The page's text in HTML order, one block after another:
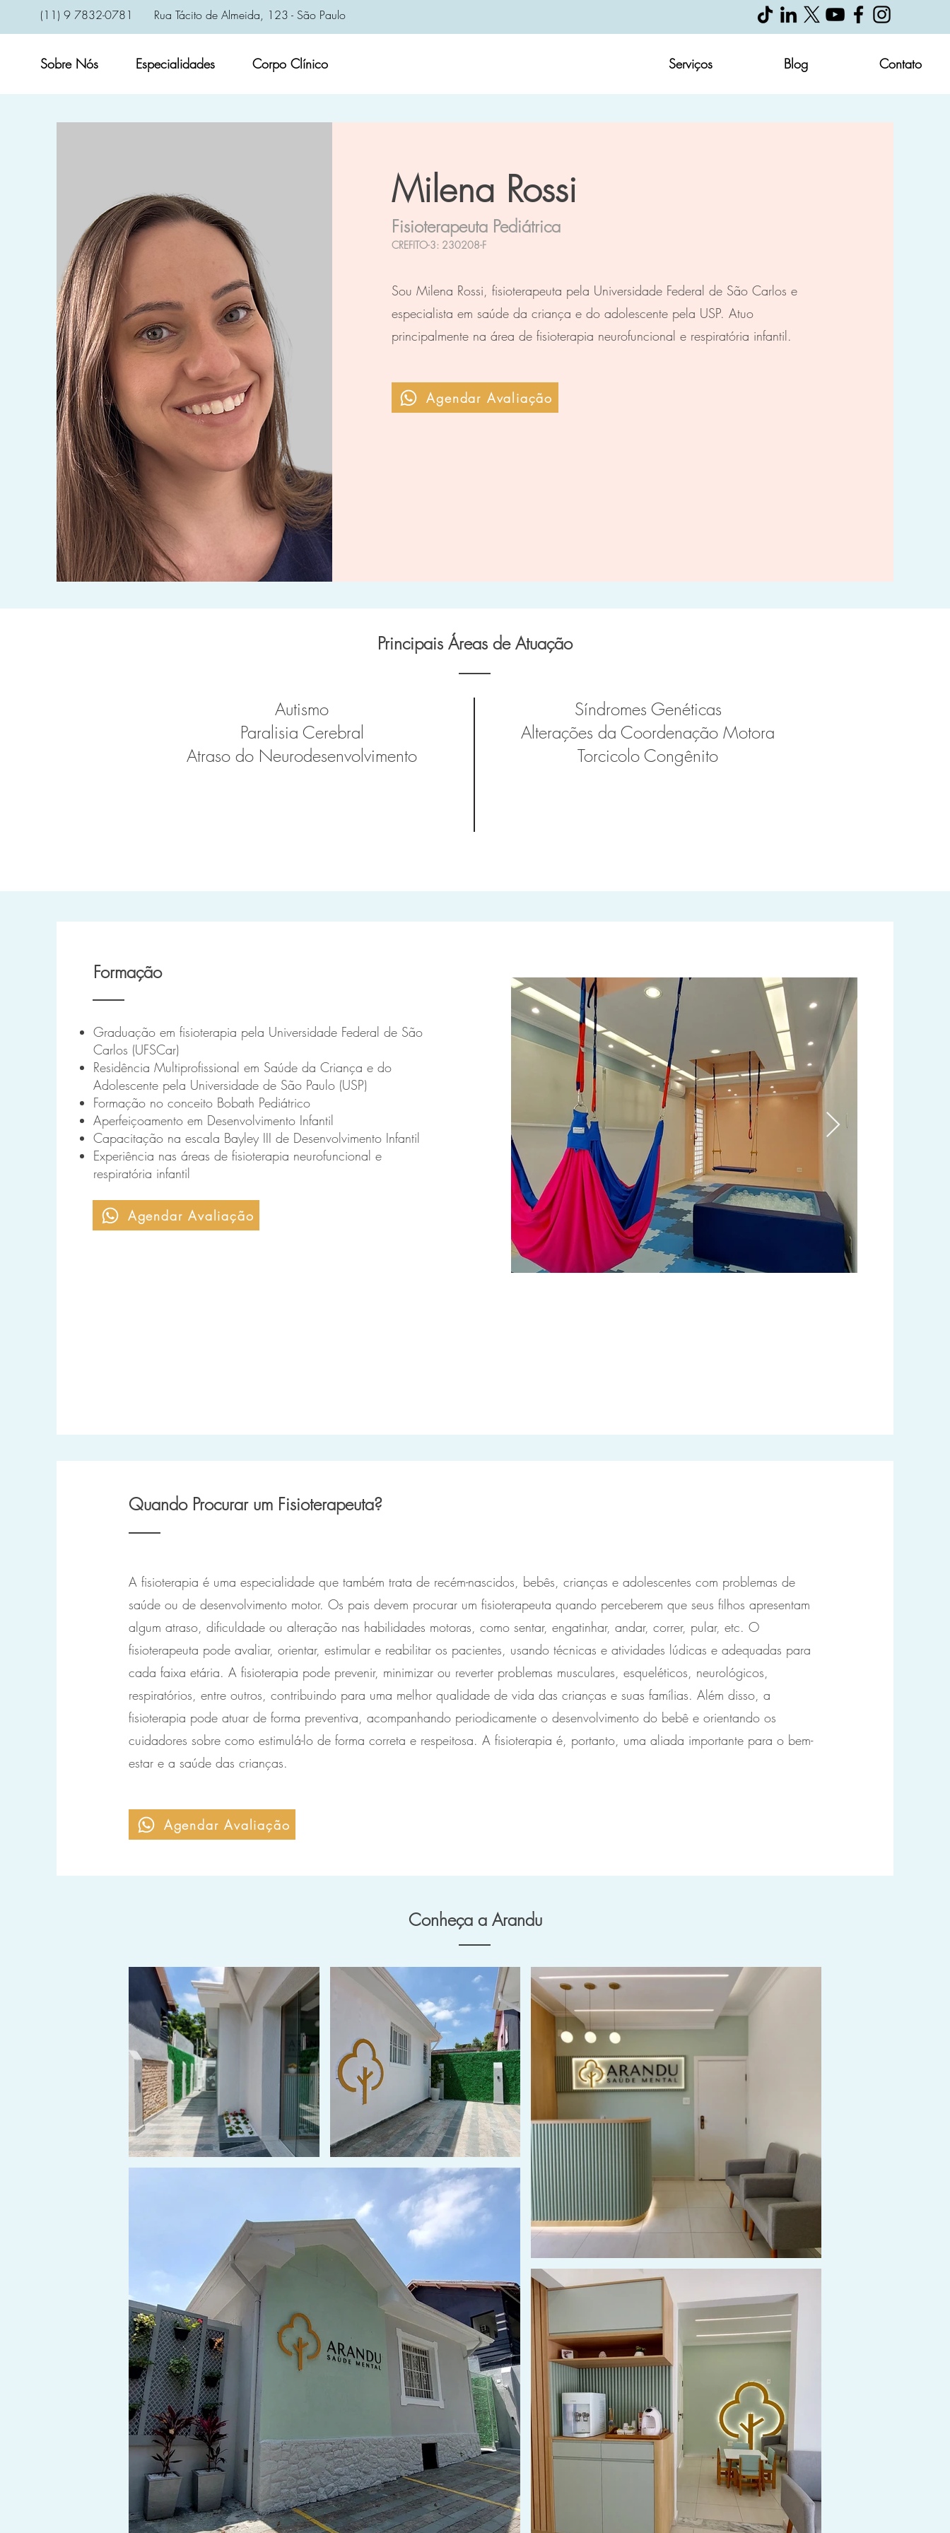
(11) 9 7832-0781 Rua Tácito de Almeida, 123 - São Paulo
Sobre Nós Especialidades Corpo Clínico Serviços Blog Contato
Milena Rossi
Fisioterapeuta Pediátrica
CREFITO-3: 230208-F
Sou Milena Rossi, fisioterapeuta pela Universidade Federal de São Carlos e
especialista em saúde da criança e do adolescente pela USP. Atuo
principalmente na área de fisioterapia neurofuncional e respiratória infantil.
Agendar Avaliação
Principais ​Áreas de Atuação
Autismo
Paralisia Cerebral
Atraso do Neurodesenvolvimento
Síndromes Genéticas
Alterações da Coordenação Motora
Torcicolo Congênito
Formação
Graduação em fisioterapia pela Universidade Federal de São
Carlos (UFSCar)
Residência Multiprofissional em Saúde da Criança e do
Adolescente pela Universidade de São Paulo (USP)
Formação no conceito Bobath Pediátrico
Aperfeiçoamento em Desenvolvimento Infantil
Capacitação na escala Bayley III de Desenvolvimento Infantil
Experiência nas áreas de fisioterapia neurofuncional e
respiratória infantil
Agendar Avaliação
Quando Procurar um Fisioterapeuta?
A fisioterapia é uma especialidade que também trata de recém-nascidos, bebês, crianças e adolescentes com problemas de
saúde ou de desenvolvimento motor. Os pais devem procurar um fisioterapeuta quando perceberem que seus filhos apresentam
algum atraso, dificuldade ou alteração nas habilidades motoras, como sentar, engatinhar, andar, correr, pular, etc. O
fisioterapeuta pode avaliar, orientar, estimular e reabilitar os pacientes, usando técnicas e atividades lúdicas e adequadas para
cada faixa etária. A fisioterapia pode prevenir, minimizar ou reverter problemas musculares, esqueléticos, neurológicos,
respiratórios, entre outros, contribuindo para uma melhor qualidade de vida das crianças e suas famílias. Além disso, a
fisioterapia pode atuar de forma preventiva, acompanhando periodicamente o desenvolvimento do bebê e orientando os
cuidadores sobre como estimulá-lo de forma correta e respeitosa. A fisioterapia é, portanto, uma aliada importante para o bem-
estar e a saúde das crianças.
Agendar Avaliação
Conheça a Arandu